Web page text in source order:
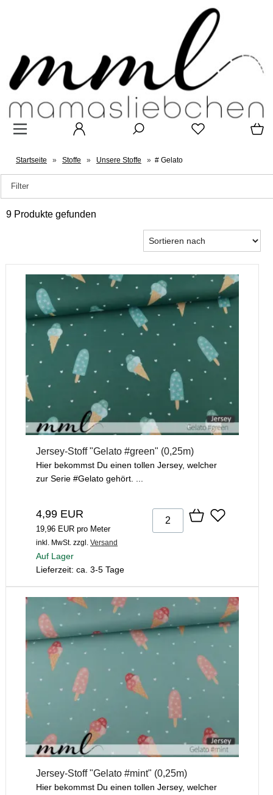
Startseite » Stoffe » Unsere Stoffe » # Gelato
Filter
9 Produkte gefunden
Jersey-Stoff "Gelato #green" (0,25m)
Hier bekommst Du einen tollen Jersey, welcher
zur Serie #Gelato gehört. ...
4,99 EUR
19,96 EUR pro Meter
inkl. MwSt. zzgl. Versand
Auf Lager
Lieferzeit: ca. 3-5 Tage
Jersey-Stoff "Gelato #mint" (0,25m)
Hier bekommst Du einen tollen Jersey, welcher